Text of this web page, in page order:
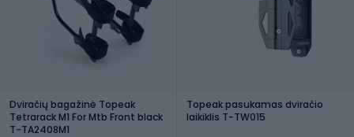
Dviračių bagažinė Topeak
Tetrarack M1 For Mtb Front black
T-TA2408M1
Topeak pasukamas dviračio
laikiklis T-TW015